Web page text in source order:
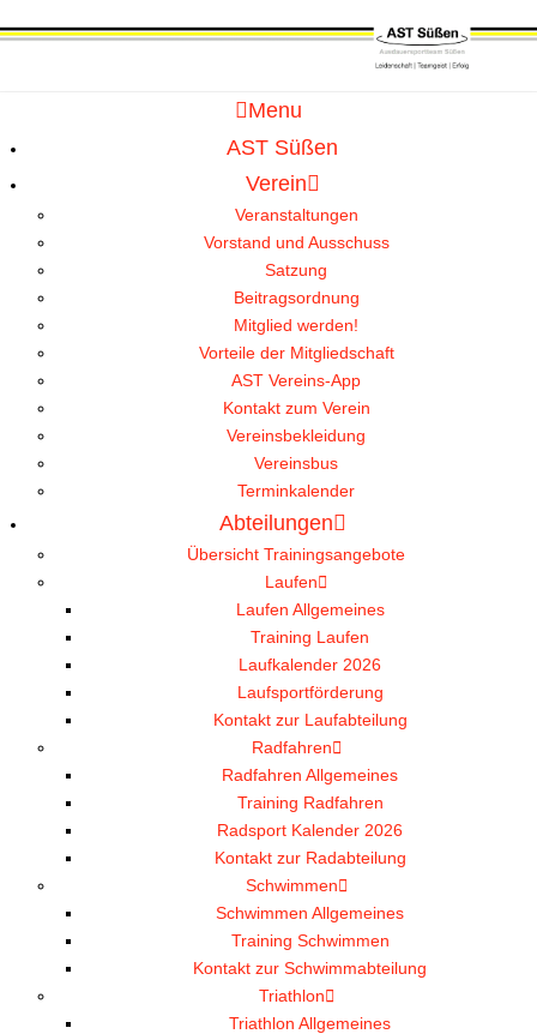
Menu
AST Süßen
Verein
Veranstaltungen
Vorstand und Ausschuss
Satzung
Beitragsordnung
Mitglied werden!
Vorteile der Mitgliedschaft
AST Vereins-App
Kontakt zum Verein
Vereinsbekleidung
Vereinsbus
Terminkalender
Abteilungen
Übersicht Trainingsangebote
Laufen
Laufen Allgemeines
Training Laufen
Laufkalender 2026
Laufsportförderung
Kontakt zur Laufabteilung
Radfahren
Radfahren Allgemeines
Training Radfahren
Radsport Kalender 2026
Kontakt zur Radabteilung
Schwimmen
Schwimmen Allgemeines
Training Schwimmen
Kontakt zur Schwimmabteilung
Triathlon
Triathlon Allgemeines